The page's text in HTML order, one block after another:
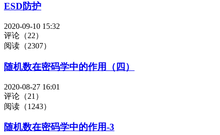
ESD防护
2020-09-10 15:32
评论（22）
阅读（2307）
随机数在密码学中的作用（四）
2020-08-27 16:01
评论（21）
阅读（1243）
随机数在密码学中的作用-3